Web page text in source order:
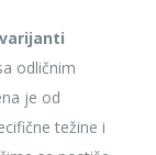
odličnim
je od
težine i